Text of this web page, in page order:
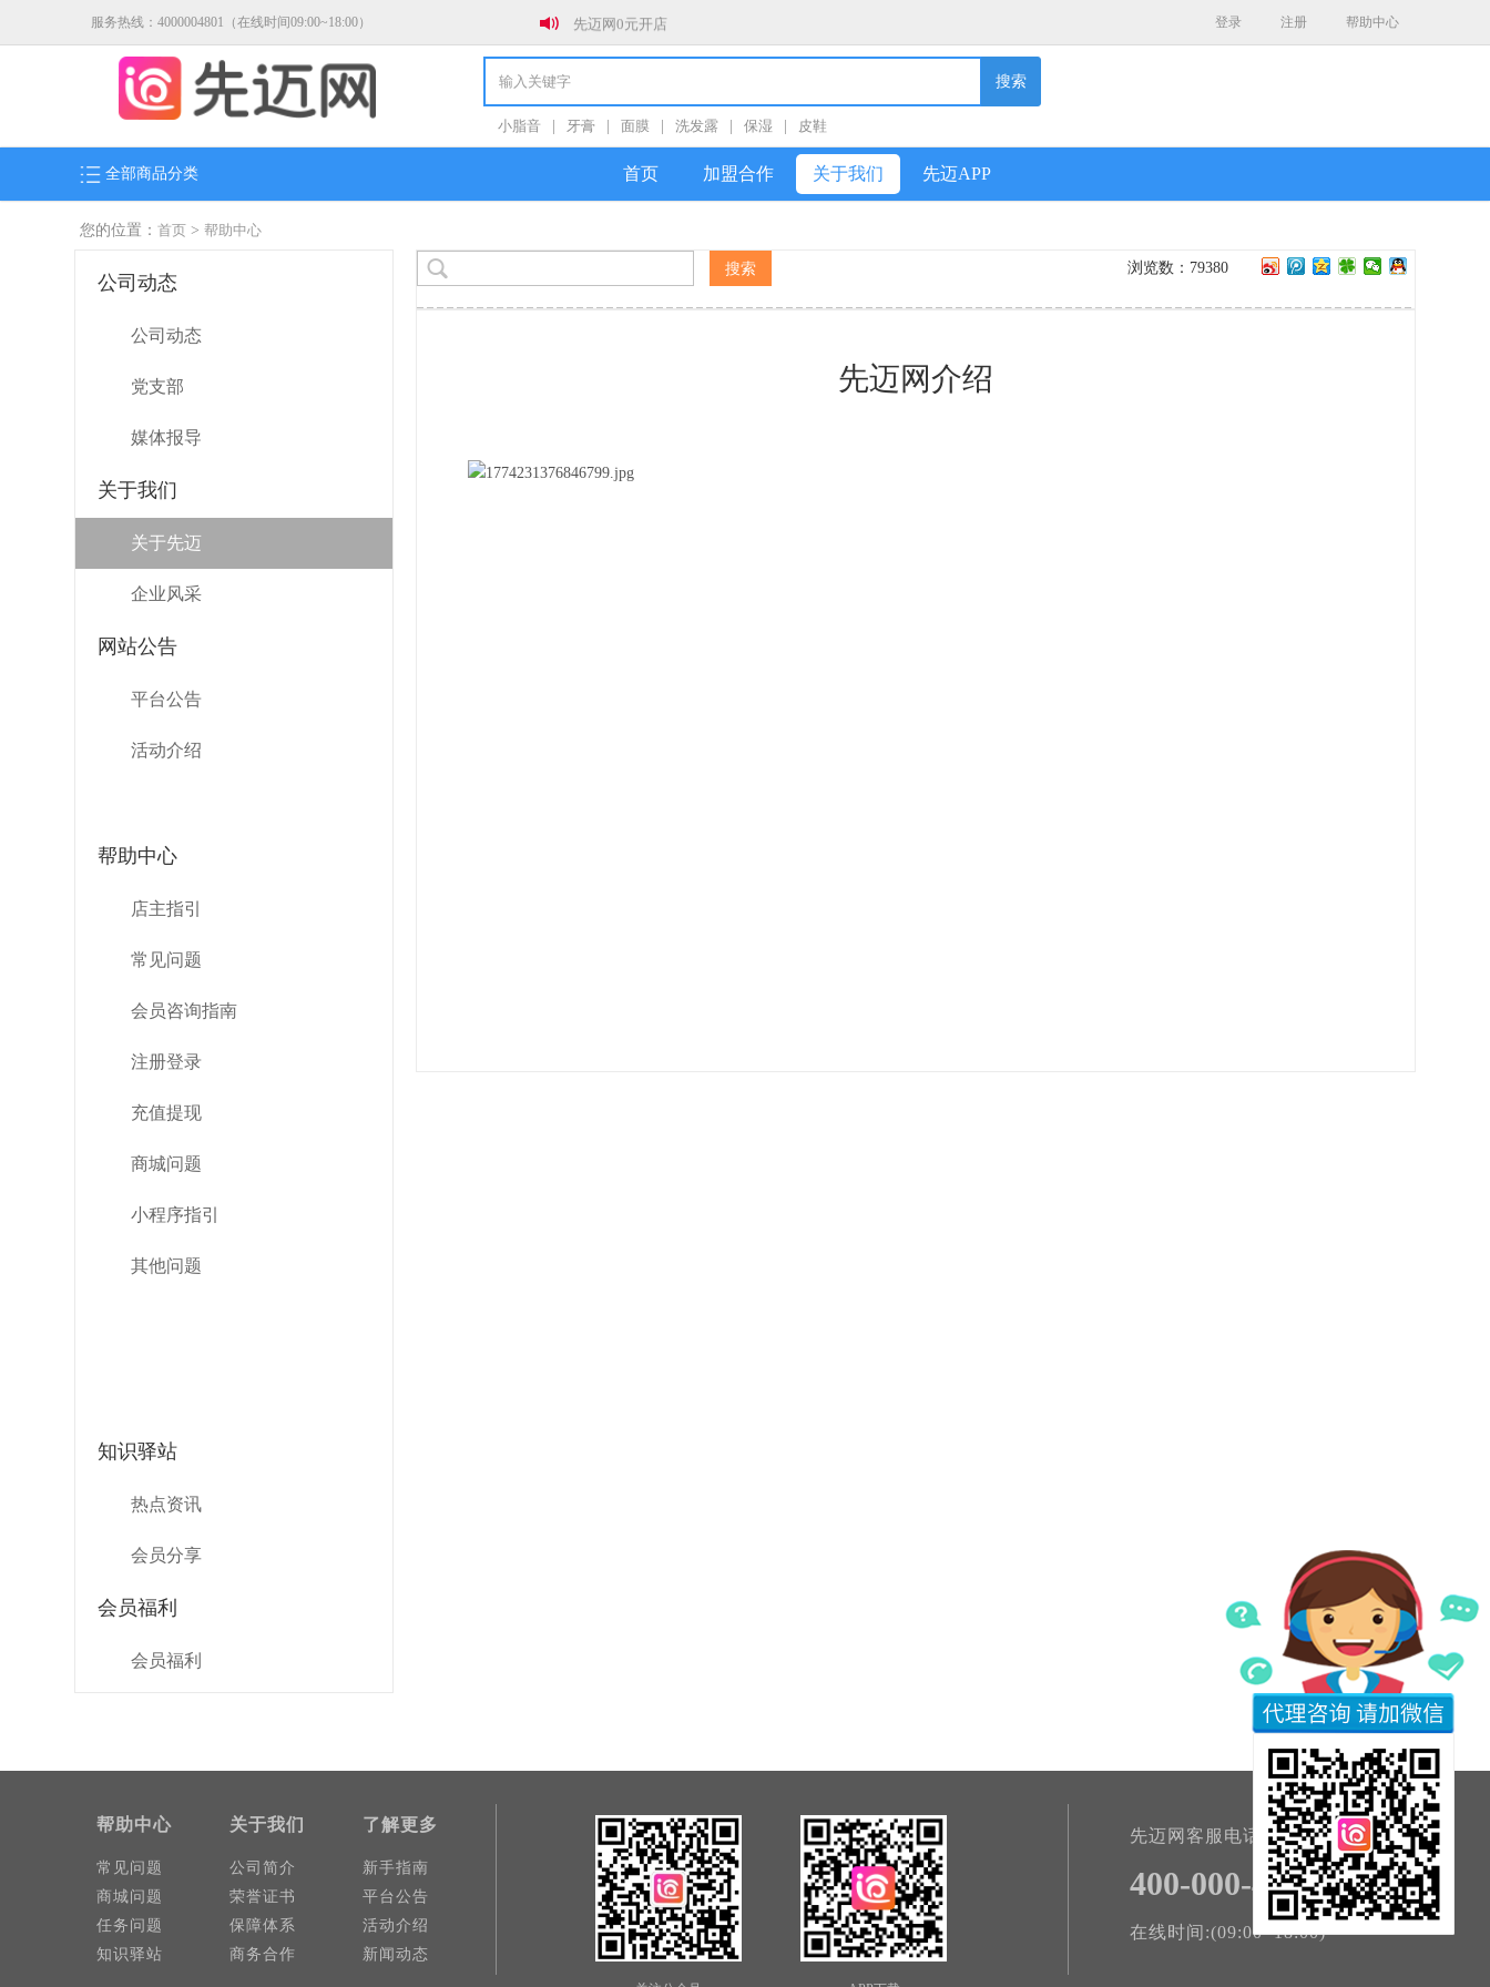
服务热线：4000004801（在线时间09:00~18:00） 先迈网0元开店
新年新气象，全员冲销量！！！
春节放假通知
关于防范社群私加好友诈骗的公告
登录 注册 帮助中心
搜索
小脂音 牙膏 面膜 洗发露 保湿 皮鞋
全部商品分类 首页 加盟合作 关于我们 先迈APP
您的位置： 首页 > 帮助中心
公司动态
公司动态
党支部
媒体报导
关于我们
关于先迈
企业风采
网站公告
平台公告
活动介绍
帮助中心
店主指引
常见问题
会员咨询指南
注册登录
充值提现
商城问题
小程序指引
其他问题
知识驿站
热点资讯
会员分享
会员福利
会员福利
浏览数：79380
先迈网介绍
帮助中心
常见问题
商城问题
任务问题
知识驿站
关于我们
公司简介
荣誉证书
保障体系
商务合作
了解更多
新手指南
平台公告
活动介绍
新闻动态
先迈网客服电话
400-000-4801
在线时间:(09:00~18:00)